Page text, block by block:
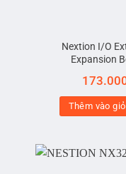
Nextion I/O
Expansion
Thêm vào